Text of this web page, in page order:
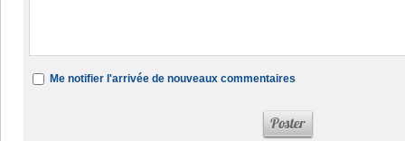
Me notifier l'arrivée de nouveaux commentaires